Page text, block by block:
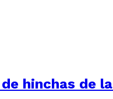
hinchas de